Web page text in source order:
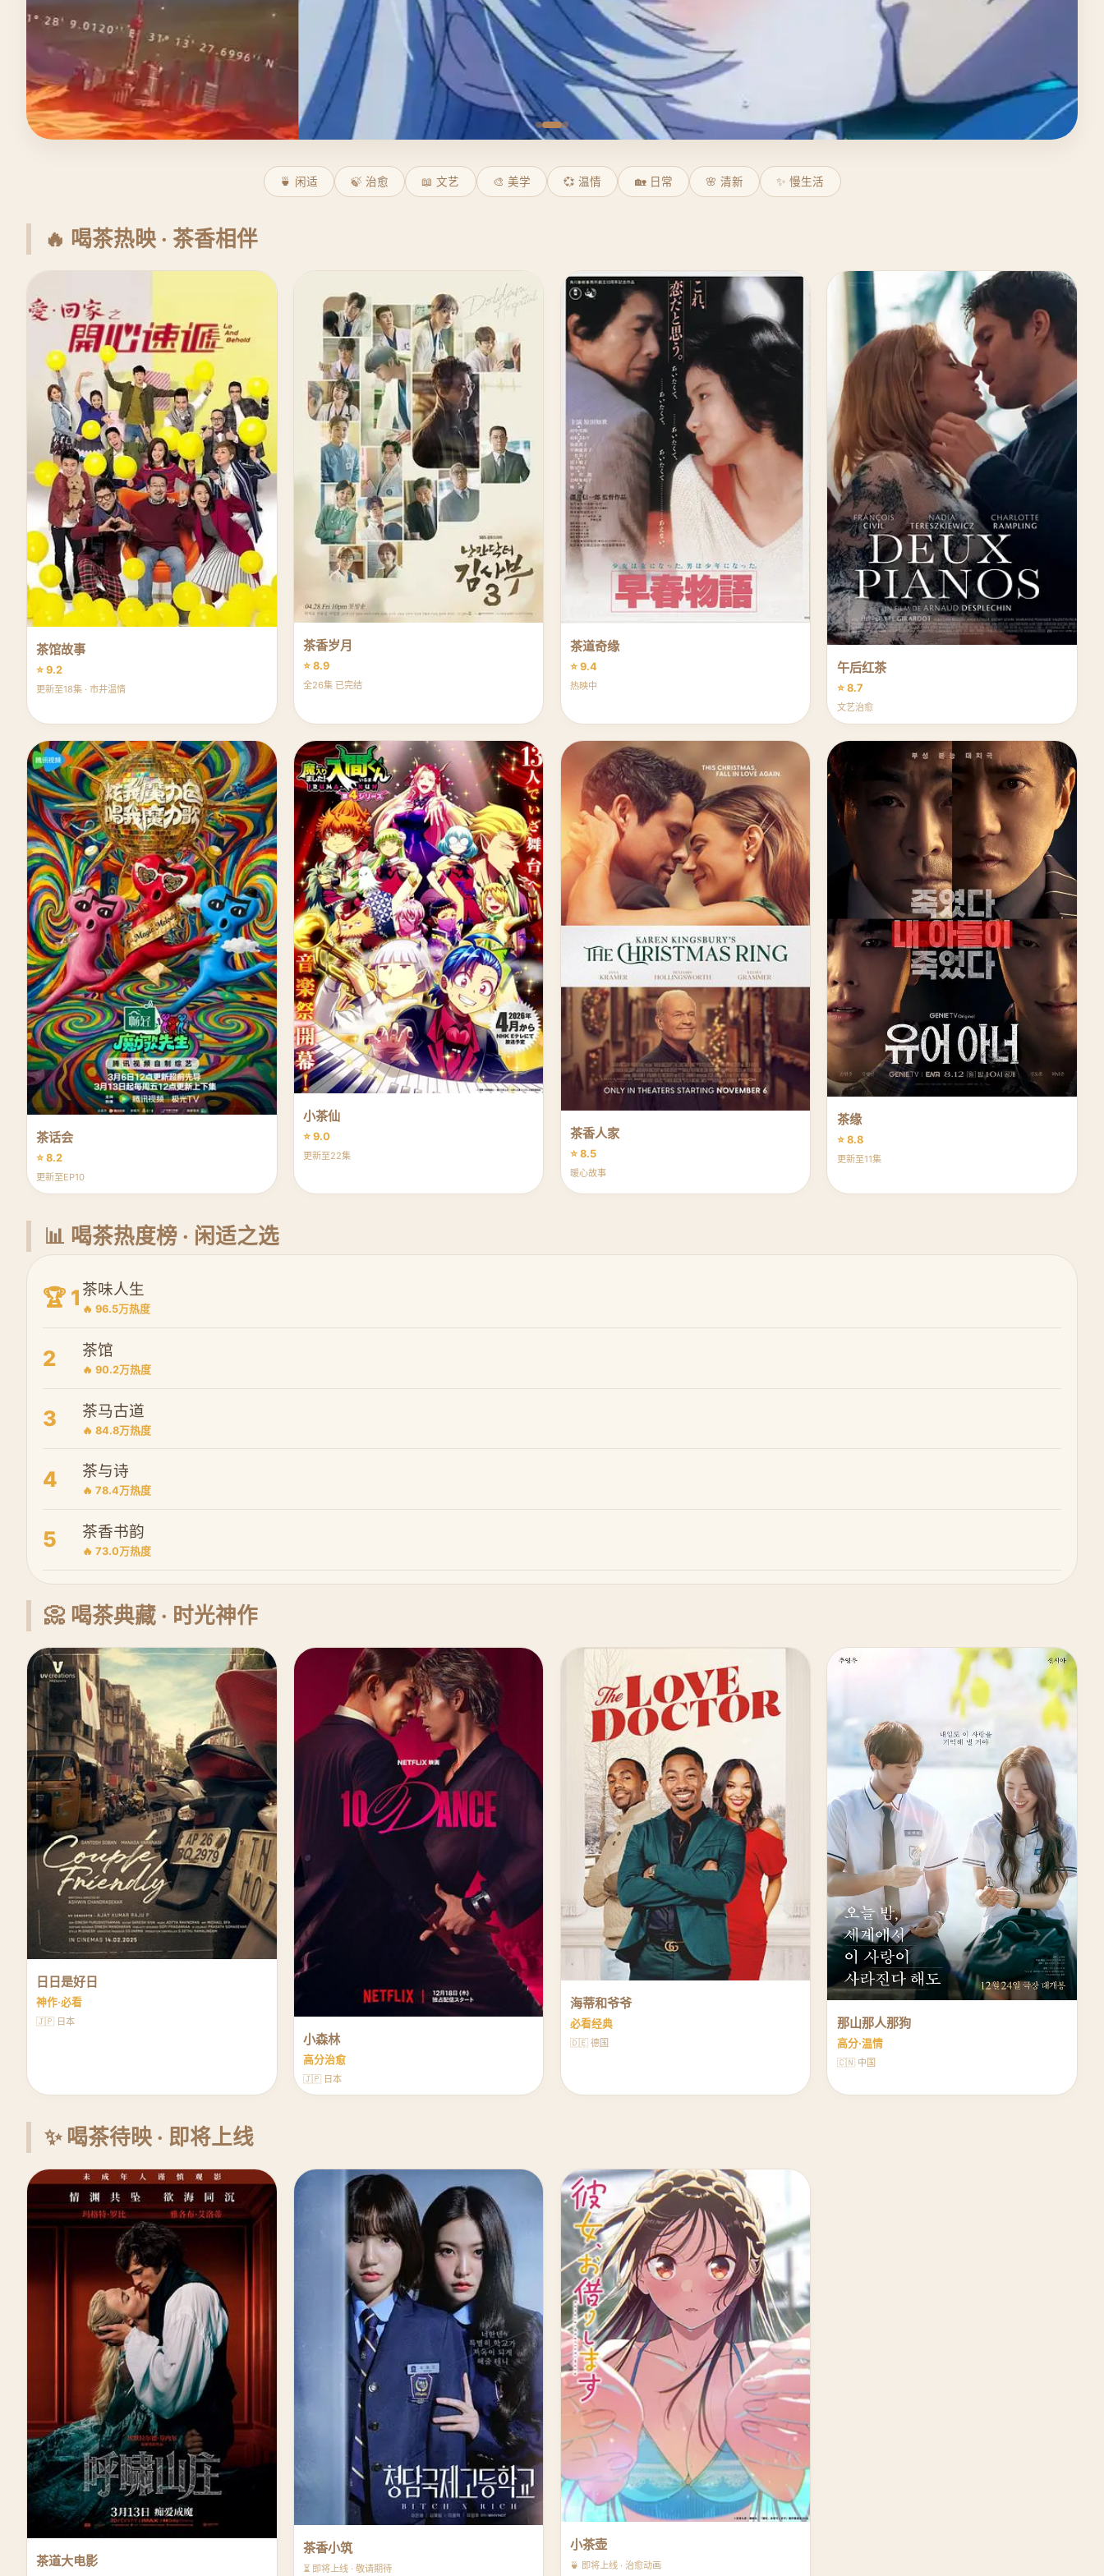
🍵 闲适 🍃 治愈 📖 文艺 🎨 美学 💞 温情 🏡 日常 🌸 清新 ✨ 慢生活
🔥 喝茶热映 · 茶香相伴
茶馆故事
⭐ 9.2
更新至18集 · 市井温情
茶香岁月
⭐ 8.9
全26集 已完结
茶道奇缘
⭐ 9.4
热映中
午后红茶
⭐ 8.7
文艺治愈
茶话会
⭐ 8.2
更新至EP10
小茶仙
⭐ 9.0
更新至22集
茶香人家
⭐ 8.5
暖心故事
茶缘
⭐ 8.8
更新至11集
📊 喝茶热度榜 · 闲适之选
🏆 1 茶味人生
🔥 96.5万热度
2 茶馆
🔥 90.2万热度
3 茶马古道
🔥 84.8万热度
4 茶与诗
🔥 78.4万热度
5 茶香书韵
🔥 73.0万热度
📀 喝茶典藏 · 时光神作
日日是好日
神作·必看
🇯🇵 日本
小森林
高分治愈
🇯🇵 日本
海蒂和爷爷
必看经典
🇩🇪 德国
那山那人那狗
高分·温情
🇨🇳 中国
✨ 喝茶待映 · 即将上线
茶道大电影
茶香小筑
⏳ 即将上线 · 敬请期待
小茶壶
🍵 即将上线 · 治愈动画